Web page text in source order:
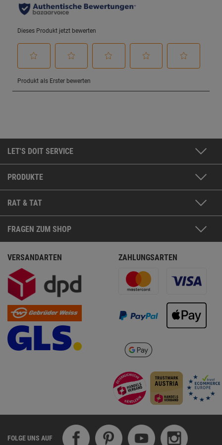
LET'S DOIT SERVICE
PRODUKTE
RAT & TAT
FRAGEN ZUM SHOP
VERSANDARTEN ZAHLUNGSARTEN
FOLGE UNS AUF